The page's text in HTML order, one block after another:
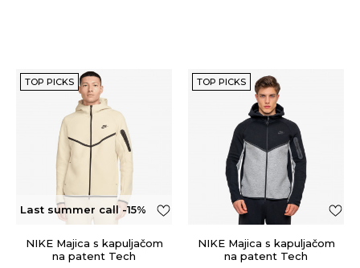
TOP PICKS
Last summer call -15%
OFF
NIKE Majica s kapuljačom
na patent Tech
TOP PICKS
NIKE Majica s kapuljačom
na patent Tech